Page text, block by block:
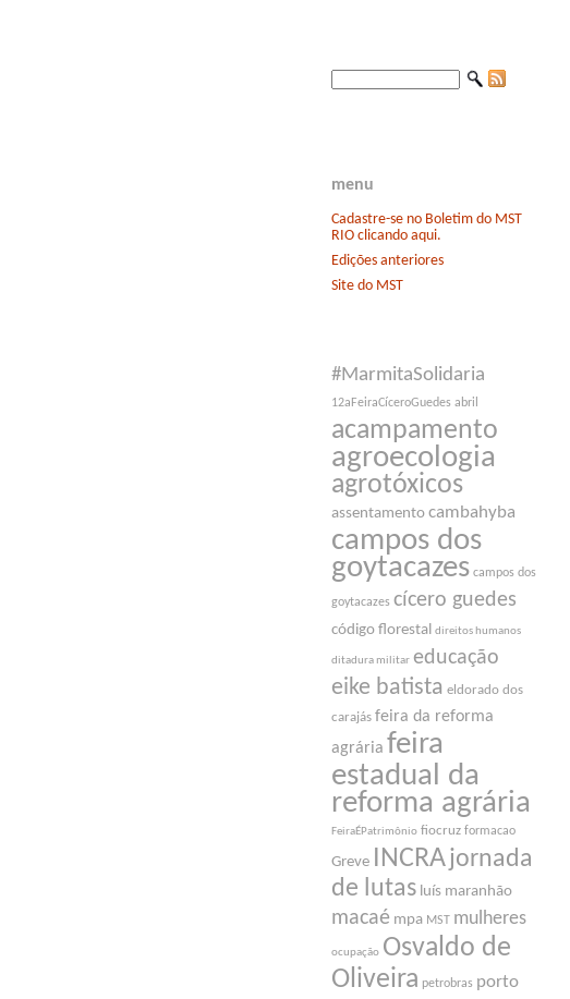
menu
Cadastre-se no Boletim do MST
RIO clicando aqui.
Edições anteriores
Site do MST
#MarmitaSolidaria
12aFeiraCíceroGuedes abril
acampamento
agroecologia
agrotóxicos
assentamento cambahyba
campos dos
goytacazes campos dos
goytacazes cícero guedes
código florestal direitos humanos
ditadura militar educação
eike batista eldorado dos
carajás feira da reforma
agrária feira
estadual da
reforma agrária
FeiraÉPatrimônio fiocruz formacao
Greve INCRA jornada
de lutas luís maranhão
macaé mpa MST mulheres
ocupação Osvaldo de
Oliveira petrobras porto